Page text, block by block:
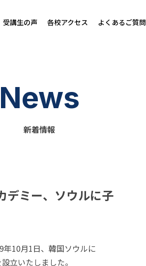
受講生の声 各校アクセス よくあるご質問
News
新着情報
デミー、ソウルに子
10月1日、韓国ソウルに
立いたしました。